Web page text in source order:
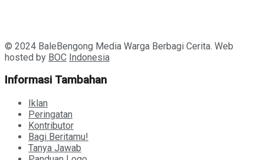
© 2024 BaleBengong Media Warga Berbagi Cerita. Web
hosted by BOC Indonesia
Informasi Tambahan
Iklan
Peringatan
Kontributor
Bagi Beritamu!
Tanya Jawab